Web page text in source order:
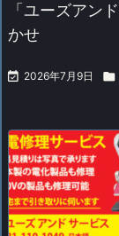
「ユーズアン
かせ
 2026年7月9日 